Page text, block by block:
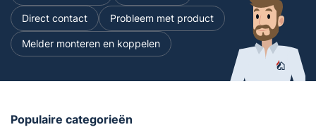
Direct contact Probleem met product
Melder monteren en koppelen
Populaire categorieën